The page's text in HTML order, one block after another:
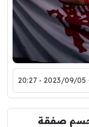
2023/09/05 - 20:27
حسم صفقة